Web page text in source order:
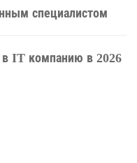
специалистом
в IT компанию в 2026